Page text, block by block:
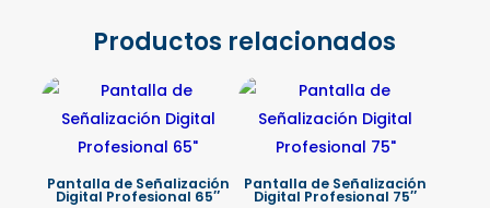
Productos relacionados
Pantalla de Señalización
Digital Profesional 65″
Pantalla de Señalización
Digital Profesional 75″